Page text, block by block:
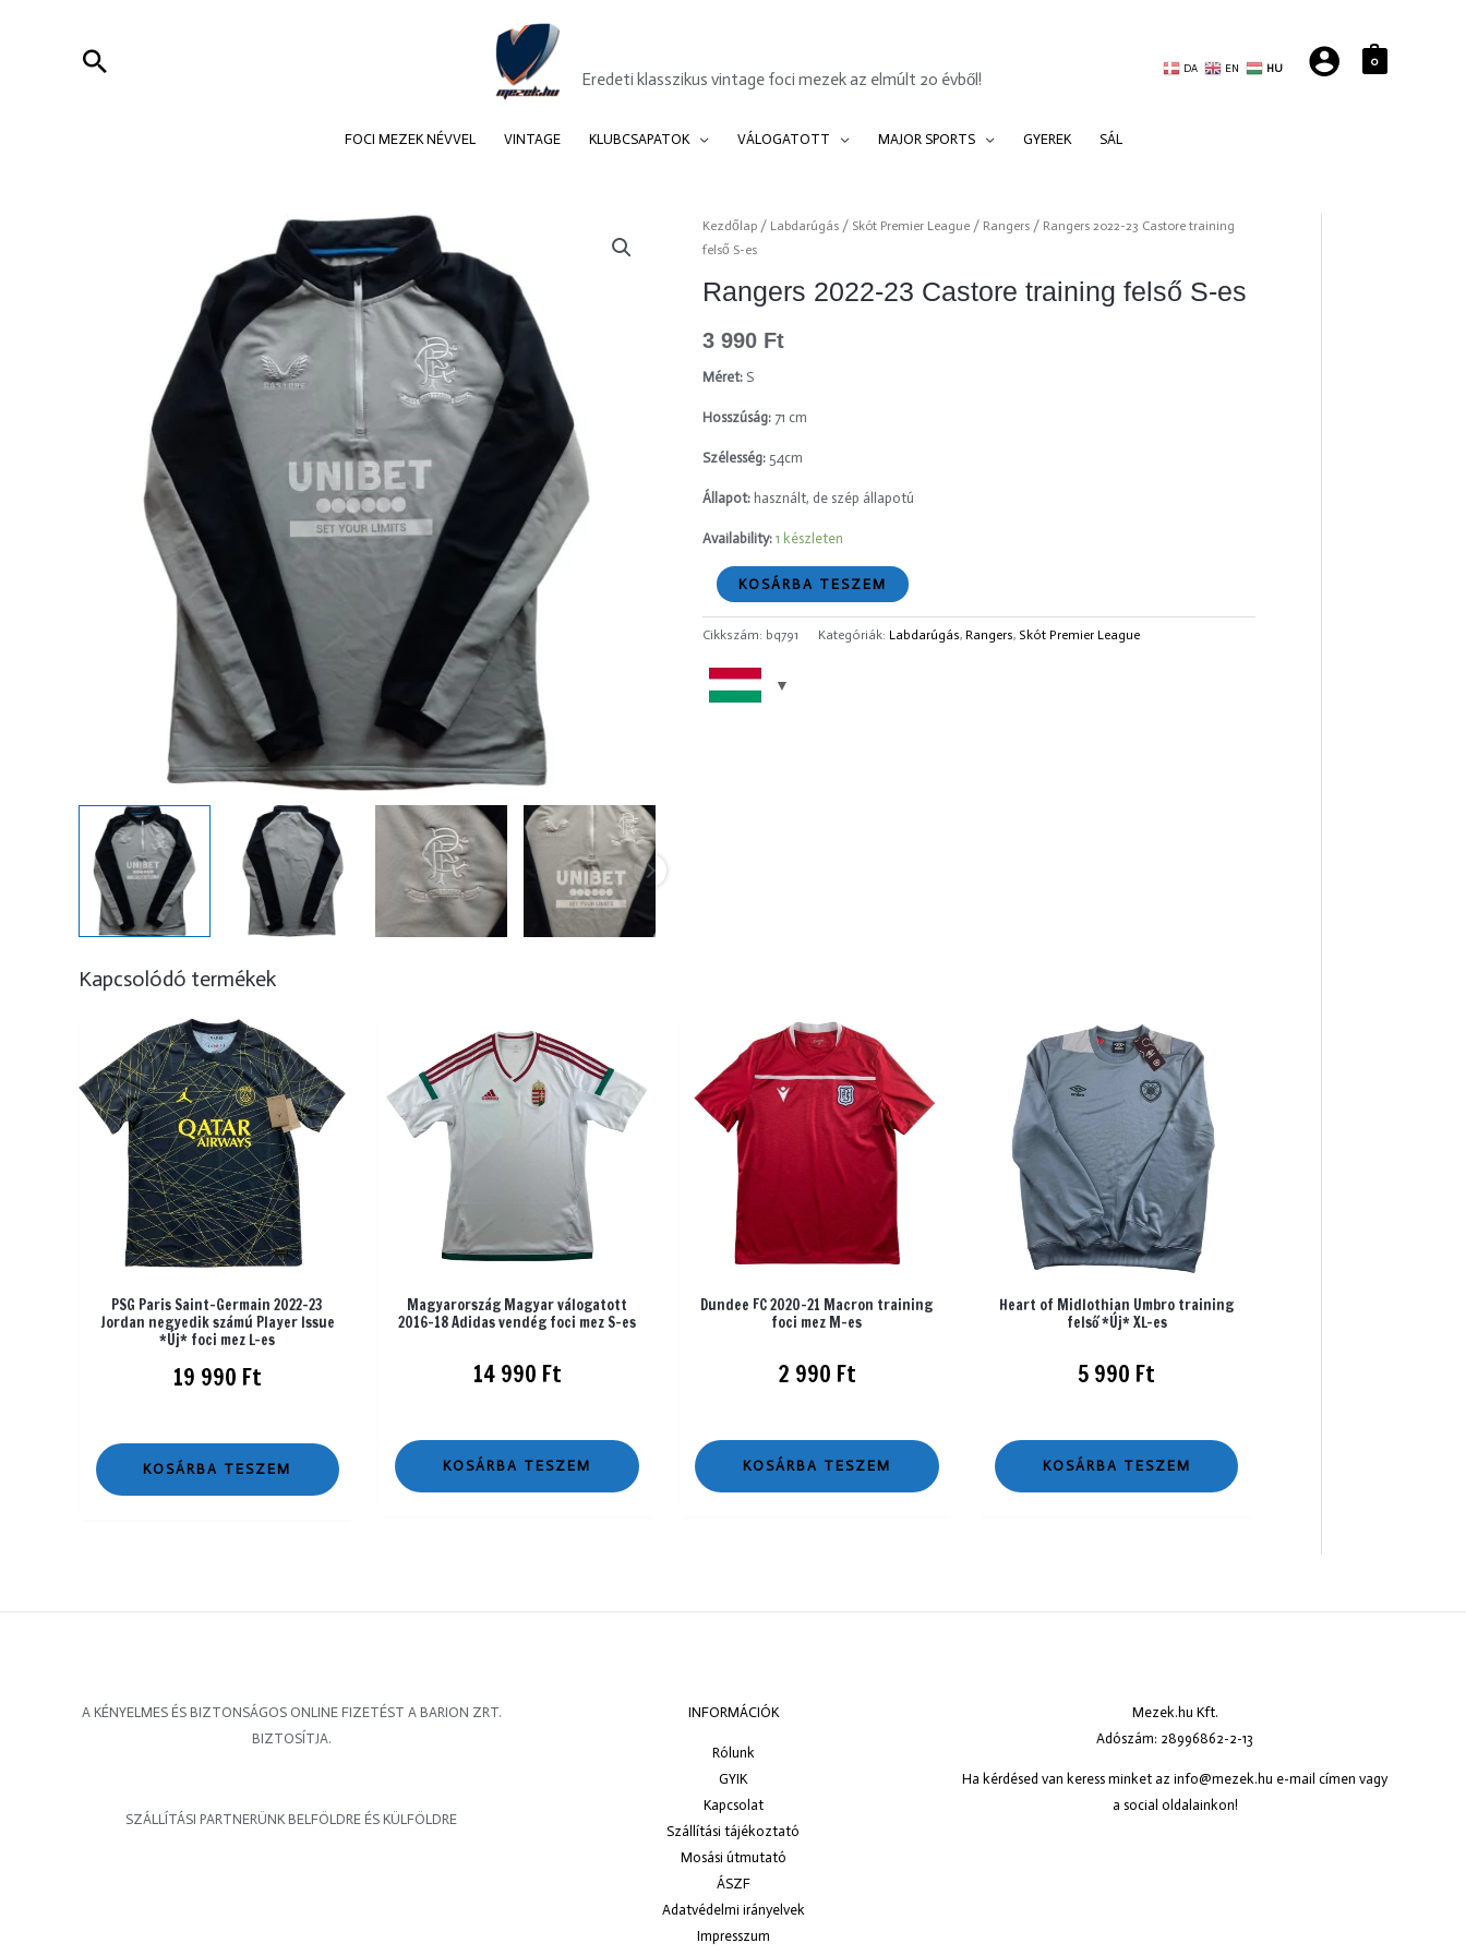
Search Eredeti klasszikus vintage foci mezek az elmúlt 20 évből!
DA EN HU 0
FOCI MEZEK NÉVVEL VINTAGE KLUBCSAPATOK VÁLOGATOTT MAJOR SPORTS GYEREK SÁL
Kezdőlap/ Labdarúgás/ Skót Premier League/ Rangers/ Rangers 2022-23 Castore training
felső S-es
Rangers 2022-23 Castore training felső S-es
3 990 Ft
Méret:S
Hosszúság: 71 cm
Szélesség: 54cm
Állapot:használt, de szép állapotú
Availability: 1 készleten
Rangers
2022-
Castore
training
S-
es
KOSÁRBA TESZEM
Cikkszám: bq791 Kategóriák: Labdarúgás, Rangers, Skót Premier League
Kapcsolódó termékek
PSG Paris Saint-Germain 2022-23
Jordan negyedik számú Player Issue
*Új* foci mez L-es
19 990 Ft
KOSÁRBA TESZEM
Magyarország Magyar válogatott
2016-18 Adidas vendég foci mez S-es
14 990 Ft
KOSÁRBA TESZEM
Dundee FC 2020-21 Macron training
foci mez M-es
2 990 Ft
KOSÁRBA TESZEM
Heart of Midlothian Umbro training
felső *Új* XL-es
5 990 Ft
KOSÁRBA TESZEM
A KÉNYELMES ÉS BIZTONSÁGOS ONLINE FIZETÉST A BARION ZRT.
BIZTOSÍTJA.
SZÁLLÍTÁSI PARTNERÜNK BELFÖLDRE ÉS KÜLFÖLDRE
INFORMÁCIÓK
Rólunk
GYIK
Kapcsolat
Szállítási tájékoztató
Mosási útmutató
ÁSZF
Adatvédelmi irányelvek
Impresszum
Mezek.hu Kft.
Adószám: 28996862-2-13
Ha kérdésed van keress minket az info@mezek.hu e-mail címen vagy
a social oldalainkon!